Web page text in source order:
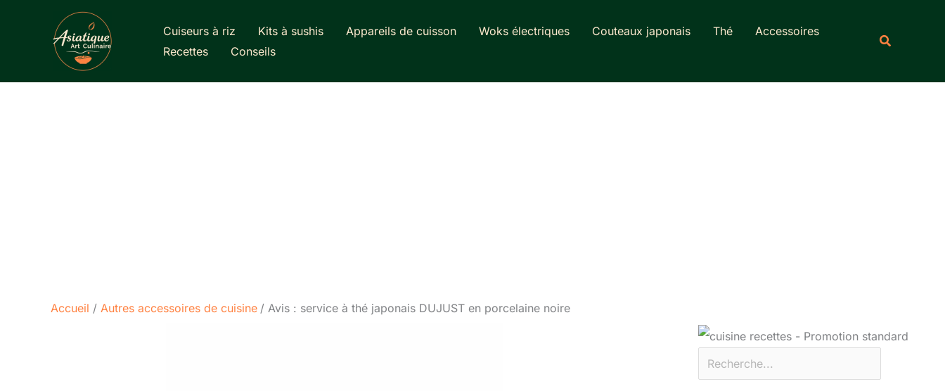
Cuiseurs à riz Kits à sushis Appareils de cuisson Woks électriques Couteaux japonais Thé
Accessoires
Recettes
Conseils
Accueil Autres accessoires de cuisine Avis : service à thé japonais DUJUST en porcelaine noire